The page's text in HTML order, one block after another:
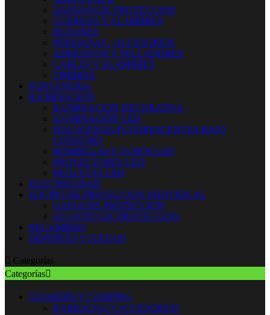
ZAPATOS DE PROTECCION
CUERDAS Y ALAMBRES
BUZONES
PERSIANAS - ACCESORIOS
ADHESIVOS Y SELLADORES
CABLES Y ALAMBRES
TIMBRES
FONTANERIA
ILUMINACION
ILUMINACION DECORATIVA
ILUMINACIÓN LED
HALOGENAS-FLUORESCENTES-BAJO
CONSUMO
BOMBILLAS Y TUBOS LED
PROYECTORES LED
REGLETAS LED
ELECTRICIDAD
EQUIPO DE PROTECCION INDIVIDUAL
GAFAS DE PROTECCION
GUANTES DE PROTECCION
RECAMBIOS
DEPORTES Y JUEGOS
 Categorías
Categorías
 JARDIN Y CAMPING
BARBACOA Y ACCESORIOS